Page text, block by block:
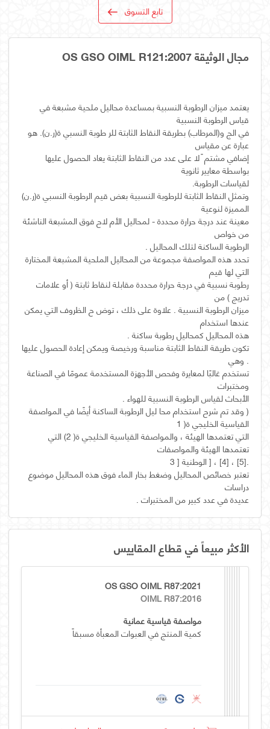
تابع التسوق
مجال الوثيقة OS GSO OIML R121:2007
يعتمد ميزان الرطوبة النسبية بمساعدة محاليل ملحية مشبعة في
في الج و(المرطاب) بطريقة النقاط الثابتة للر طوبة النسبي ة(ر.ن). هو
إضافي مشتم ً لا على عدد من النقاط الثابتة يعاد الحصول عليها
وتمثل النقاط الثابتة للرطوبة النسبية بعض قيم الرطوبة النسبي ة(ر.ن)
معينة عند درجة حرارة محددة - لمحاليل الأم لاح فوق المشبعة الناشئة
تحدد هذه المواصفة مجموعة من المحاليل الملحية المشبعة المختارة
رطوبة نسبية في درجة حرارة محددة مقابلة لنقاط ثابتة ( أو علامات
ميزان الرطوبة النسبية . علاوة على ذلك ، توض ح الظروف التي يمكن
تكون طريقة النقاط الثابتة مناسبة ورخيصة ويمكن إعادة الحصول عليها
تستخدم غالبًا لمعايرة وفحص الأجهزة المستخدمة عمومًا في الصناعة
( وقد تم شرح استخدام محا ليل الرطوبة الساكنة أيضًا في المواصفة
التي تعتمدها الهيئة ، والمواصفة القياسية الخليجي ة( 2) التي
تعتبر خصائص المحاليل وضغط بخار الماء فوق هذه المحاليل موضوع
عديدة في عدد كبير من المختبرات .
الأكثر مبيعاً في قطاع المقاييس
OS GSO OIML R87:2021
OIML R87:2016
مواصفة قياسية عمانية
كمية المنتج في العبوات المعبأة مسبقاً